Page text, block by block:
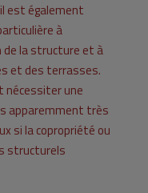
est également
à
de la structure et à
et des terrasses.
nécessiter une
apparemment très
si la copropriété ou
structurels